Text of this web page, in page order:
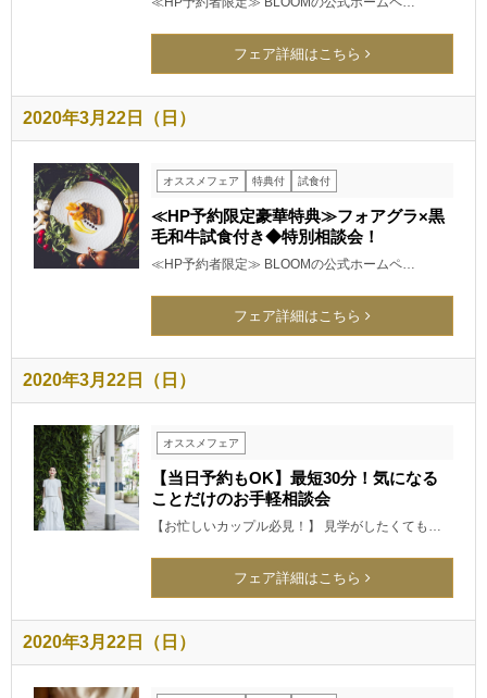
フェア詳細はこちら
2020年3月22日（日）
オススメフェア 特典付 試食付
≪HP予約限定豪華特典≫フォアグラ×黒
毛和牛試食付き◆特別相談会！
≪HP予約者限定≫ BLOOMの公式ホームペ…
フェア詳細はこちら
2020年3月22日（日）
オススメフェア
【当日予約もOK】最短30分！気になる
ことだけのお手軽相談会
【お忙しいカップル必見！】 見学がしたくても…
フェア詳細はこちら
2020年3月22日（日）